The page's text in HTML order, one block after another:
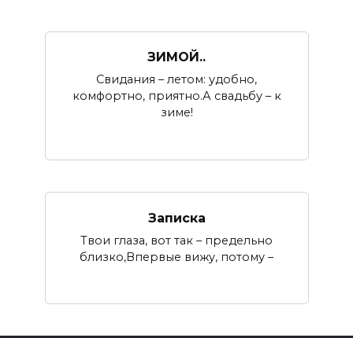
ЗИМОЙ..
Свидания – летом: удобно,
комфортно, приятно.А свадьбу – к
зиме!
Записка
Твои глаза, вот так – предельно
близко,Впервые вижу, потому –